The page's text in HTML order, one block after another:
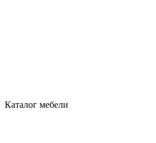
Каталог мебели